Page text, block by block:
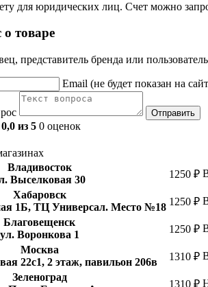
для юридических лиц. Счет можно
о товаре
представитель бренда или
Email (не будет показан на
Отправить
0,0 из 5 0 оценок
Владивосток
Выселковая 30
1250 ₽
Хабаровск
1Б, ТЦ Универсал. Место №18 1250 ₽
Благовещенск
ул. Воронкова 1
1250 ₽
Москва
22с1, 2 этаж, павильон 206в
1310 ₽
Зеленоград
1310 ₽